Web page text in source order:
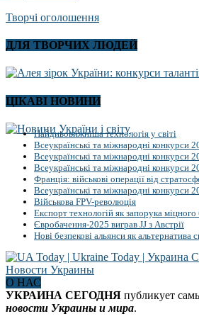
Творчі оголошення
ДЛЯ ТВОРЧИХ ЛЮДЕЙ
ЦІКАВІ НОВИНИ
Найдивовижніша технологія у світі
Всеукраїнські та міжнародні конкурси
Всеукраїнські та міжнародні конкурси
Всеукраїнські та міжнародні конкурси
Франція: військові операції від
Всеукраїнські та міжнародні конкурси
Військова FPV-революція
Експорт технологій як запорука міцного
Євробачення-2025 виграв JJ з Австрії
Нові безпекові альянси як альтернатива
О НАС
УКРАИНА СЕГОДНЯ публикует
новости Украины и мира.